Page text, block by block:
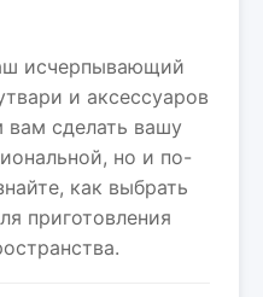
исчерпывающий
и аксессуаров
сделать вашу
но и по-
как выбрать
приготовления